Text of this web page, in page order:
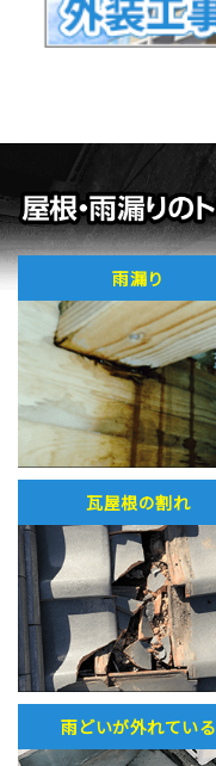
雨漏り
瓦屋根の割れ
雨どいが外れている